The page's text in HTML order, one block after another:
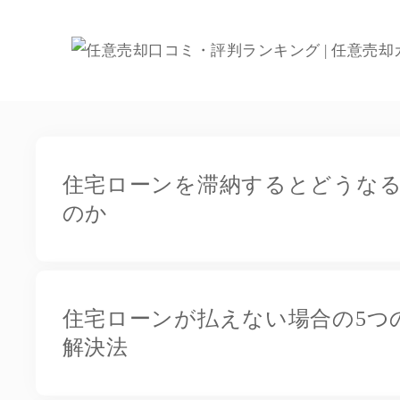
住宅ローンを滞納するとどうな
のか
住宅ローンが払えない場合の5つ
解決法